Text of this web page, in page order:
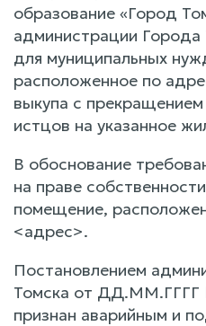
образование «Город
администрации Города
для муниципальных
расположенное по
выкупа с
истцов на указанное
В обоснование
на праве
помещение,
<адрес>.
Постановлением
Томска от
признан аварийным и